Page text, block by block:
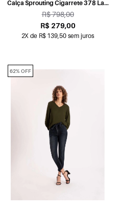
Calça Sprouting Cigarrete 378 Lav.
Escuro C/ Used
R$ 798,00
R$ 279,00
2X de R$ 139,50 sem juros
62% OFF